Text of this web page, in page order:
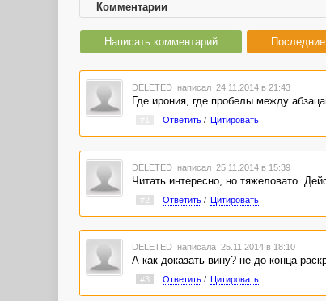
Комментарии
Написать комментарий
DELETED написал 24.11.2014 в 21:43
Где ирония, где пробелы между
Ответить/ Цитировать
DELETED написал 25.11.2014 в 15:39
Читать интересно, но тяжеловато.
#2 Ответить/ Цитировать
DELETED написала 25.11.2014 в 18:10
А как доказать вину? не до конца
#3 Ответить/ Цитировать